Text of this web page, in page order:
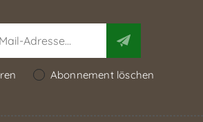
Abonnement löschen